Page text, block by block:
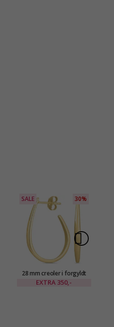
SALE 30%
28 mm creoler i forgyldt
sølv
EXTRA 350,-